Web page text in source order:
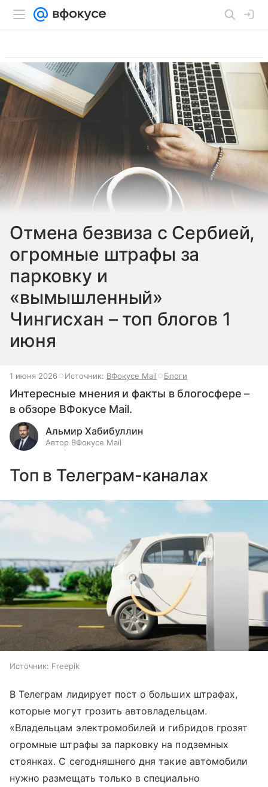
Отмена безвиза с Сербией,
огромные штрафы за
парковку и
«вымышленный»
Чингисхан – топ блогов 1
июня
1 июня 2026 Источник: ВФокусе Mail Блоги
Интересные мнения и факты в блогосфере –
в обзоре ВФокусе Mail.
Альмир Хабибуллин
Автор ВФокусе Mail
Топ в Телеграм-каналах
Источник: Freepik
В Телеграм лидирует пост о больших штрафах,
которые могут грозить автовладельцам.
«Владельцам электромобилей и гибридов грозят
огромные штрафы за парковку на подземных
стоянках. С сегодняшнего дня такие автомобили
нужно размещать только в специально